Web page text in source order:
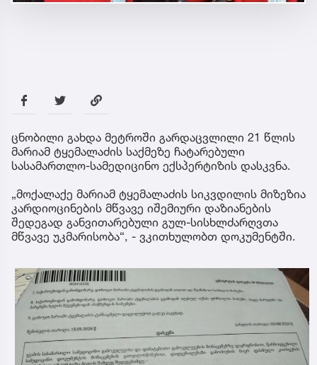
ცნობილი გახდა მეტროში გარდაცვლილი 21 წლის
მარიამ ტყემალაძის საქმეზე ჩატარებული
სასამართლო-სამედიცინო ექსპერტიზის დასკვნა.
„მოქალაქე მარიამ ტყემალაძის სიკვდილის მიზეზია
კარდიოცინების მწვავე იშემიური დაზიანების
შედეგად განვითარებული გულ-სისხლძარღვთა
მწვავე უკმარისობა“, - ვკითხულობთ დოკუმენტში.